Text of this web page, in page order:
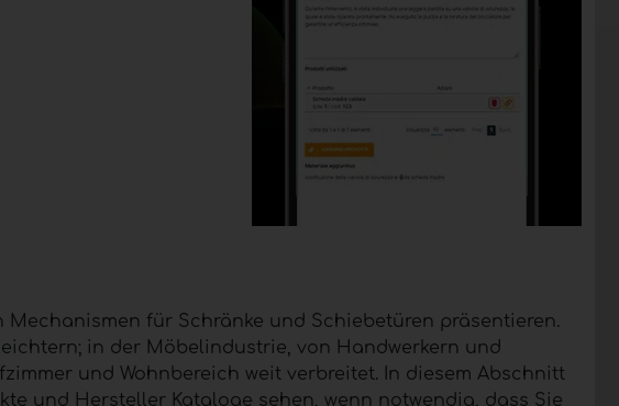
für Schränke und Schiebetüren präsentieren.
in der Möbelindustrie, von Handwerkern und
und Wohnbereich weit verbreitet. In diesem Abschnitt
und Hersteller Kataloge sehen, wenn notwendig, dass Sie